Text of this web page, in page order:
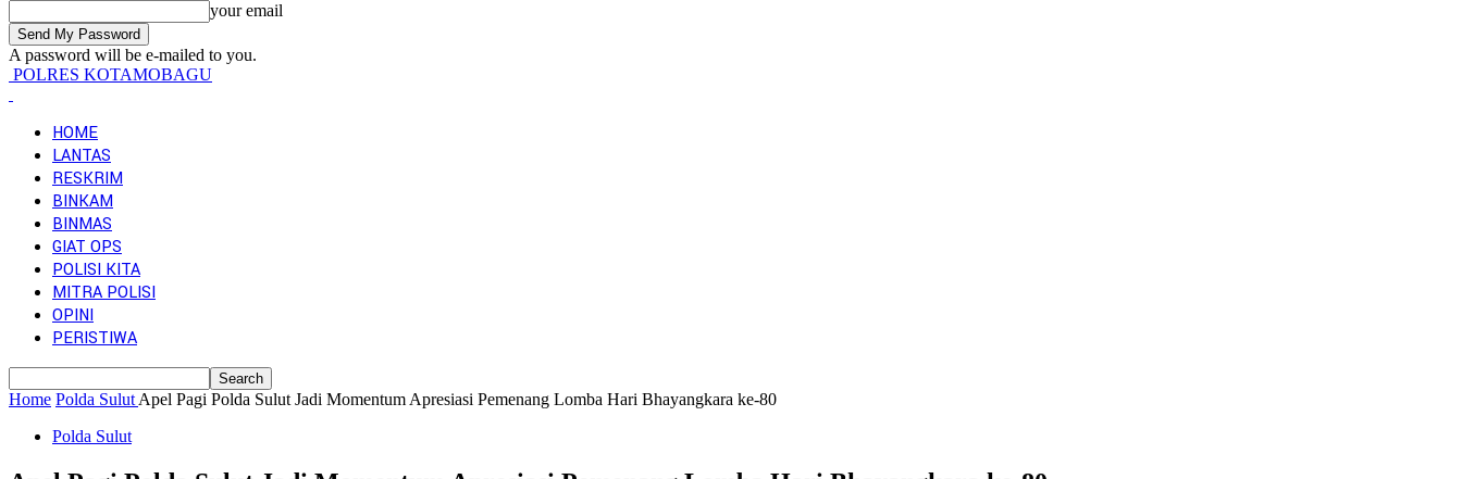
your email
A password will be e-mailed to you.
POLRES KOTAMOBAGU
HOME
LANTAS
RESKRIM
BINKAM
BINMAS
GIAT OPS
POLISI KITA
MITRA POLISI
OPINI
PERISTIWA
Home Polda Sulut Apel Pagi Polda Sulut Jadi Momentum Apresiasi Pemenang Lomba Hari Bhayangkara ke-80
Polda Sulut